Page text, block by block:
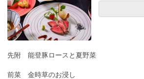
先附 能登豚ロースと夏野菜
前菜 金時草のお浸し